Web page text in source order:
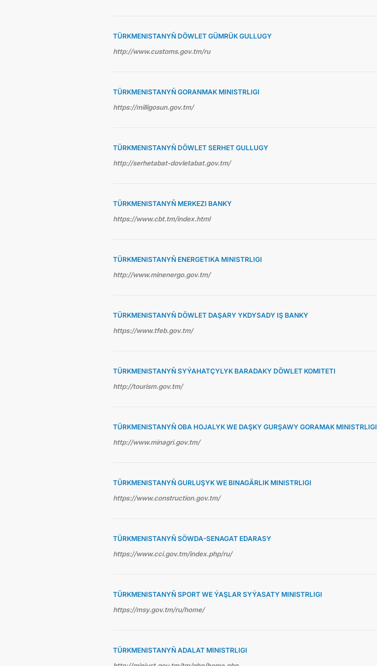
TÜRKMENISTANYŇ DÖWLET GÜMRÜK GULLUGY
http://www.customs.gov.tm/ru
TÜRKMENISTANYŇ GORANMAK MINISTRLIGI
https://milligosun.gov.tm/
TÜRKMENISTANYŇ DÖWLET SERHET GULLUGY
http://serhetabat-dovletabat.gov.tm/
TÜRKMENISTANYŇ MERKEZI BANKY
https://www.cbt.tm/index.html
TÜRKMENISTANYŇ ENERGETIKA MINISTRLIGI
http://www.minenergo.gov.tm/
TÜRKMENISTANYŇ DÖWLET DAŞARY YKDYSADY IŞ BANKY
https://www.tfeb.gov.tm/
TÜRKMENISTANYŇ SYÝAHATÇYLYK BARADAKY DÖWLET KOMITETI
http://tourism.gov.tm/
TÜRKMENISTANYŇ OBA HOJALYK WE DAŞKY GURŞAWY GORAMAK MINISTRLIGI
http://www.minagri.gov.tm/
TÜRKMENISTANYŇ GURLUŞYK WE BINAGÄRLIK MINISTRLIGI
https://www.construction.gov.tm/
TÜRKMENISTANYŇ SÖWDA-SENAGAT EDARASY
https://www.cci.gov.tm/index.php/ru/
TÜRKMENISTANYŇ SPORT WE ÝAŞLAR SYÝASATY MINISTRLIGI
https://msy.gov.tm/ru/home/
TÜRKMENISTANYŇ ADALAT MINISTRLIGI